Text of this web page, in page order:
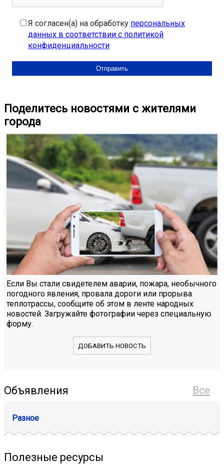
Я согласен(а) на обработку персональных
данных в соответствии с политикой
конфиденциальности
Поделитесь новостями с жителями
города
Если Вы стали свидетелем аварии, пожара, необычного
погодного явления, провала дороги или прорыва
теплотрассы, сообщите об этом в ленте народных
новостей. Загружайте фотографии через специальную
форму.
ДОБАВИТЬ НОВОСТЬ
Все
Объявления
Разное
Полезные ресурсы